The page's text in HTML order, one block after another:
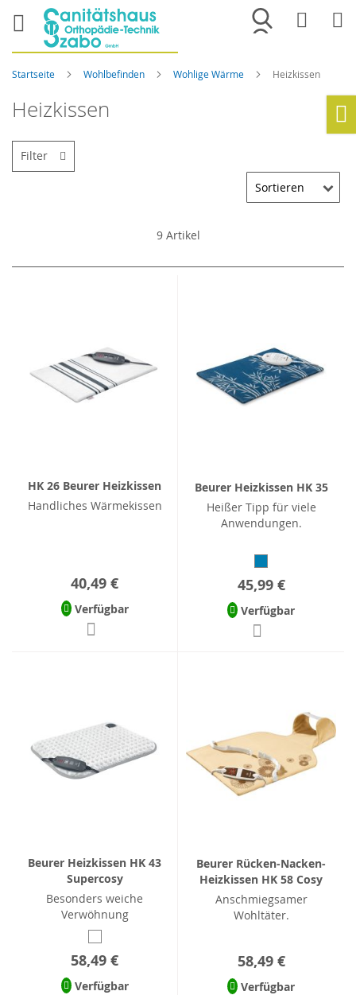
Merkliste
Startseite Wohlbefinden Wohlige Wärme Heizkissen
Heizkissen
9Artikel
HK 26 Beurer Heizkissen
Handliches Wärmekissen
40,49 €
Verfügbar
Beurer Heizkissen HK 35
Heißer Tipp für viele
Anwendungen.
45,99 €
Verfügbar
Beurer Heizkissen HK 43
Supercosy
Besonders weiche
Verwöhnung
58,49 €
Verfügbar
Beurer Rücken-Nacken-
Heizkissen HK 58 Cosy
Anschmiegsamer
Wohltäter.
58,49 €
Verfügbar
Filter